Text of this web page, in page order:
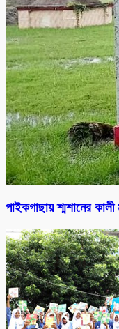
পাইকগাছায় শ্মশানের কালী